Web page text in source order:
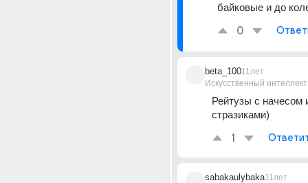
байковые и до
0
beta_100
Искусственный интеллект
11лет
Рейтузы с начесом
стразиками)
1
sabakaulybaka11лет